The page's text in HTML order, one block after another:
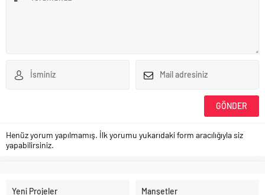
Henüz yorum yapılmamış. İlk yorumu yukarıdaki form aracılığıyla siz
yapabilirsiniz.
Yeni Projeler Manşetler